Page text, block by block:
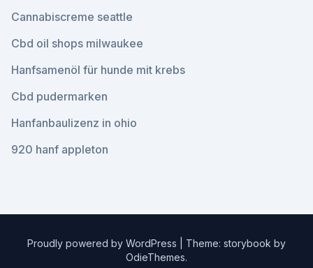
Cannabiscreme seattle
Cbd oil shops milwaukee
Hanfsamenöl für hunde mit krebs
Cbd pudermarken
Hanfanbaulizenz in ohio
920 hanf appleton
Proudly powered by WordPress
Theme: storybook by
OdieThemes.